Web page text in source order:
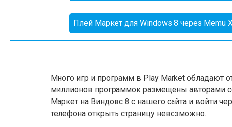
Плей Маркет для Windows 8 через Memu
Много игр и программ в Play Market обладают
миллионов программок размещены авторами
Маркет на Виндовс 8 с нашего сайта и войти
телефона открыть страницу невозможно.